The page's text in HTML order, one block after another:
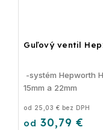
Guľový ventil
od 25,03 € bez DPH
od 30,79 €
-systém Hepworth
15mm a